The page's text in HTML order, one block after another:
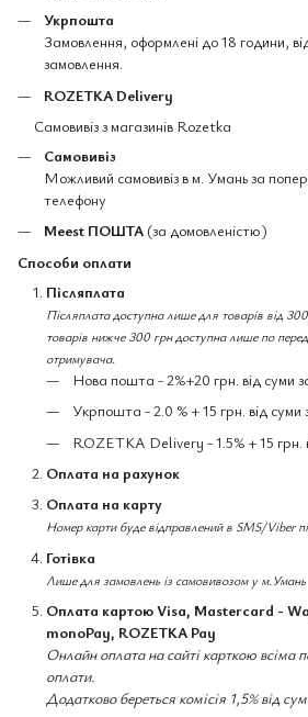
Укрпошта
Замовлення, оформлені до 18 години,
замовлення.
ROZETKA Delivery
Самовивіз з магазинів Rozetka
Самовивіз
Можливий самовивіз в м. Умань за
телефону
Meest ПОШТА (за домовленістю)
Способи оплати
Післяплата
Післяплата доступна лише для товарів від
товарів нижче 300 грн доступна лише по
отримувача.
Нова пошта - 2%+20 грн. від суми
Укрпошта - 2.0 % + 15 грн. від суми
ROZETKA Delivery - 1.5% + 15 грн.
Оплата на рахунок
Оплата на карту
Номер карти буде відправлений в SMS/Viber
Готівка
Лише для замовлень із самовивозом у м.Умань
Оплата картою Visa, Mastercard -
monoPay, ROZETKA Pay
Онлайн оплата на сайті карткою всіма
оплати.
Додатково береться комісія 1,5% від